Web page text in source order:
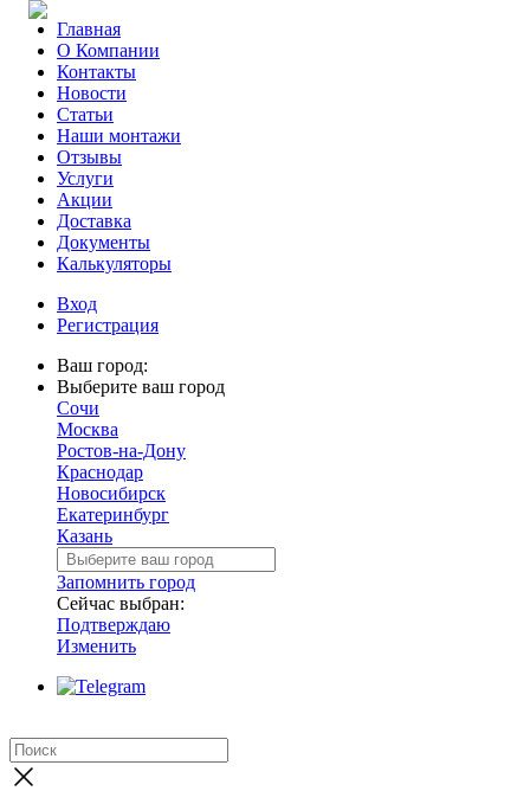
Главная
О Компании
Контакты
Новости
Статьи
Наши монтажи
Отзывы
Услуги
Акции
Доставка
Документы
Калькуляторы
Вход
Регистрация
Ваш город:
Выберите ваш город
Сочи
Москва
Ростов-на-Дону
Краснодар
Новосибирск
Екатеринбург
Казань
Запомнить город
Сейчас выбран:
Подтверждаю
Изменить